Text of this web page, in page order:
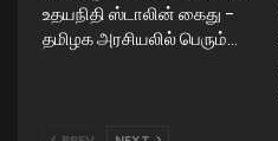
உதயநிதி ஸ்டாலின் கைது –
தமிழக அரசியலில் பெரும்…